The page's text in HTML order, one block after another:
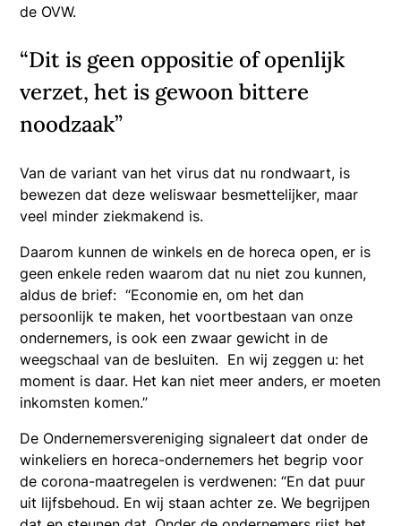
de OVW.
“Dit is geen oppositie of openlijk
verzet, het is gewoon bittere
noodzaak”
Van de variant van het virus dat nu rondwaart, is
bewezen dat deze weliswaar besmettelijker, maar
veel minder ziekmakend is.
Daarom kunnen de winkels en de horeca open, er is
geen enkele reden waarom dat nu niet zou kunnen,
aldus de brief: “Economie en, om het dan
persoonlijk te maken, het voortbestaan van onze
ondernemers, is ook een zwaar gewicht in de
weegschaal van de besluiten. En wij zeggen u: het
moment is daar. Het kan niet meer anders, er moeten
inkomsten komen.”
De Ondernemersvereniging signaleert dat onder de
winkeliers en horeca-ondernemers het begrip voor
de corona-maatregelen is verdwenen: “En dat puur
uit lijfsbehoud. En wij staan achter ze. We begrijpen